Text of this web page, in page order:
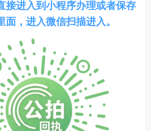
接进入到小程序办理或者保存
面，进入微信扫描进入。